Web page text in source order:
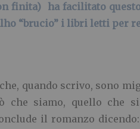
finita) ha facilitato
“brucio” i libri letti
quando scrivo, sono
che siamo, quello che
il romanzo